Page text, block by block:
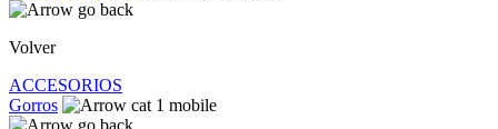
Volver
ACCESORIOS
Gorros